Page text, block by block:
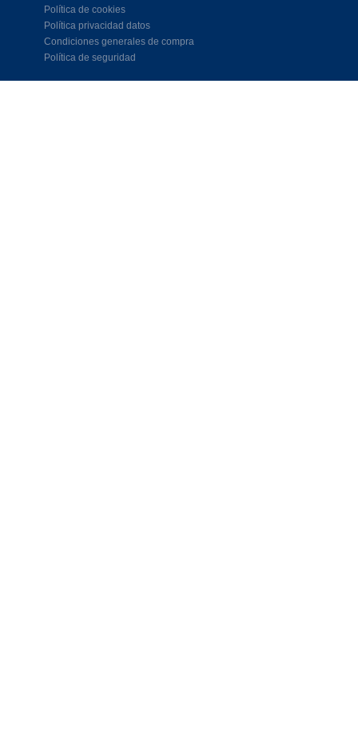
Política de cookies
Política privacidad datos
Condiciones generales de compra
Política de seguridad